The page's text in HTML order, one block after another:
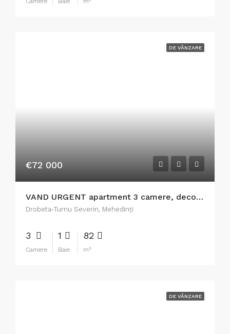
DE VÂNZARE
€72 000
VAND URGENT apartment 3 camere, decomandat, 82 mp,spatios, NEGOCIABIL
Drobeta-Turnu Severin, Mehedinți
3
Camere
1
Baie
82
m²
DE VÂNZARE